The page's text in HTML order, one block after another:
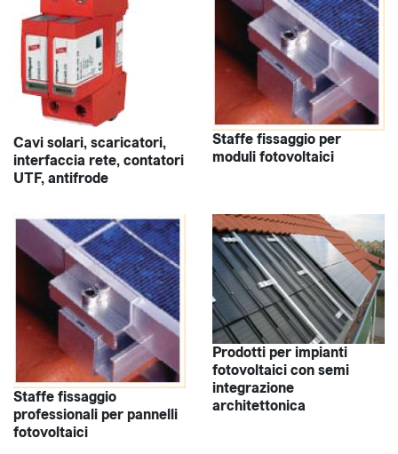
Cavi solari, scaricatori,
interfaccia rete, contatori
UTF, antifrode
Staffe fissaggio per
moduli fotovoltaici
Staffe fissaggio
professionali per pannelli
fotovoltaici
Prodotti per impianti
fotovoltaici con semi
integrazione
architettonica